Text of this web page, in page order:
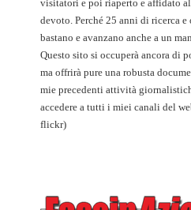
visitatori e poi riaperto e affidato
devoto. Perché 25 anni di ricerca
bastano e avanzano anche a un
Questo sito si occuperà ancora di
ma offrirà pure una robusta
mie precedenti attività
accedere a tutti i miei canali del
flickr)